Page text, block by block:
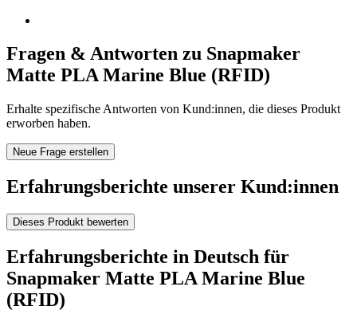
Fragen & Antworten zu Snapmaker
Matte PLA Marine Blue (RFID)
Erhalte spezifische Antworten von Kund:innen, die dieses Produkt
erworben haben.
Neue Frage erstellen
Erfahrungsberichte unserer Kund:innen
Dieses Produkt bewerten
Erfahrungsberichte in Deutsch für
Snapmaker Matte PLA Marine Blue
(RFID)